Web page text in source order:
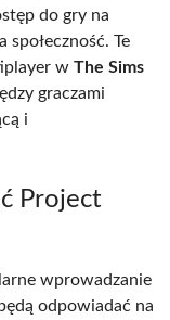
do gry na
Te
w The Sims
graczami
i
Project
wprowadzanie
odpowiadać na